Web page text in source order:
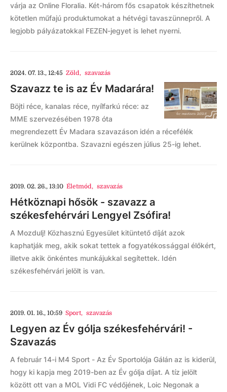
várja az Online Floralia. Két-három fős csapatok készíthetnek
kötetlen műfajú produktumokat a hétvégi tavaszünnepről. A
legjobb pályázatokkal FEZEN-jegyet is lehet nyerni.
2024. 07. 13., 12:45 Zöld, szavazás
Szavazz te is az Év Madarára!
Böjti réce, kanalas réce, nyílfarkú réce: az
MME szervezésében 1978 óta
megrendezett Év Madara szavazáson idén a récefélék
kerülnek központba. Szavazni egészen július 25-ig lehet.
2019. 02. 26., 13:10 Életmód, szavazás
Hétköznapi hősök - szavazz a
székesfehérvári Lengyel Zsófira!
A Mozdulj! Közhasznú Egyesület kitüntető díját azok
kaphatják meg, akik sokat tettek a fogyatékossággal élőkért,
illetve akik önkéntes munkájukkal segítettek. Idén
székesfehérvári jelölt is van.
2019. 01. 16., 10:59 Sport, szavazás
Legyen az Év gólja székesfehérvári! -
Szavazás
A február 14-i M4 Sport - Az Év Sportolója Gálán az is kiderül,
hogy ki kapja meg 2019-ben az Év gólja díjat. A tíz jelölt
között ott van a MOL Vidi FC védőjének, Loic Negonak a